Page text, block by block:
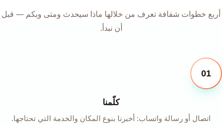
أربع خطوات شفافة تعرف من خلالها ماذا سيحدث ومتى وبكم — قبل
أن نبدأ.
01
كلّمنا
اتصال أو رسالة واتساب: أخبرنا بنوع المكان والخدمة التي تحتاجها.